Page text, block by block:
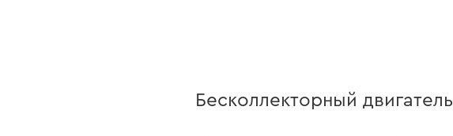
Бесколлекторный двигатель